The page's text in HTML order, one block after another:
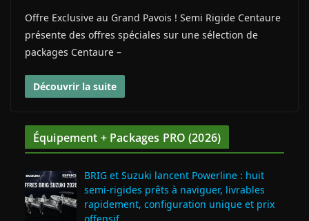
Offre Exclusive au Grand Pavois ! Semi Rigide Centaure
présente des offres spéciales sur une sélection de
packages Centaure –
Découvrir la suite
Équipement + Packages PRO (2026)
BRIG et Suzuki lancent Powerline : huit
semi‑rigides prêts à naviguer, livrables
rapidement, configuration unique et prix